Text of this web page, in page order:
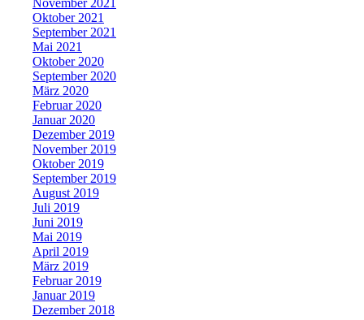
November 2021
Oktober 2021
September 2021
Mai 2021
Oktober 2020
September 2020
März 2020
Februar 2020
Januar 2020
Dezember 2019
November 2019
Oktober 2019
September 2019
August 2019
Juli 2019
Juni 2019
Mai 2019
April 2019
März 2019
Februar 2019
Januar 2019
Dezember 2018